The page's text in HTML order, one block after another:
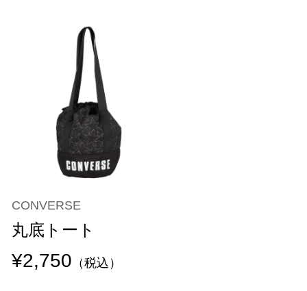
CONVERSE
丸底トート
¥2,750 （税込）